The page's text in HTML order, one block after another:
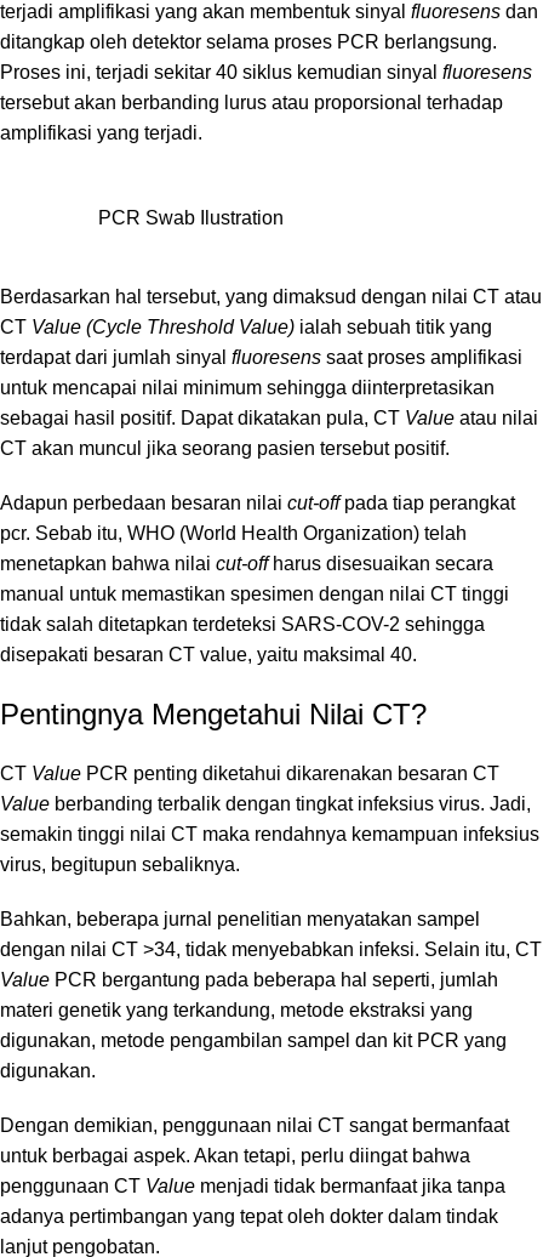
terjadi amplifikasi yang akan membentuk sinyal fluoresens dan
ditangkap oleh detektor selama proses PCR berlangsung.
Proses ini, terjadi sekitar 40 siklus kemudian sinyal fluoresens
tersebut akan berbanding lurus atau proporsional terhadap
amplifikasi yang terjadi.
PCR Swab Ilustration
Berdasarkan hal tersebut, yang dimaksud dengan nilai CT atau
CT Value (Cycle Threshold Value) ialah sebuah titik yang
terdapat dari jumlah sinyal fluoresens saat proses amplifikasi
untuk mencapai nilai minimum sehingga diinterpretasikan
sebagai hasil positif. Dapat dikatakan pula, CT Value atau nilai
CT akan muncul jika seorang pasien tersebut positif.
Adapun perbedaan besaran nilai cut-offpada tiap perangkat
pcr. Sebab itu, WHO (World Health Organization) telah
menetapkan bahwa nilai cut-offharus disesuaikan secara
manual untuk memastikan spesimen dengan nilai CT tinggi
tidak salah ditetapkan terdeteksi SARS-COV-2 sehingga
disepakati besaran CT value, yaitu maksimal 40.
Pentingnya Mengetahui Nilai CT?
CT Value PCR penting diketahui dikarenakan besaran CT
Value berbanding terbalik dengan tingkat infeksius virus. Jadi,
semakin tinggi nilai CT maka rendahnya kemampuan infeksius
virus, begitupun sebaliknya.
Bahkan, beberapa jurnal penelitian menyatakan sampel
dengan nilai CT >34, tidak menyebabkan infeksi. Selain itu, CT
Value PCR bergantung pada beberapa hal seperti, jumlah
materi genetik yang terkandung, metode ekstraksi yang
digunakan, metode pengambilan sampel dan kit PCR yang
digunakan.
Dengan demikian, penggunaan nilai CT sangat bermanfaat
untuk berbagai aspek. Akan tetapi, perlu diingat bahwa
penggunaan CT Value menjadi tidak bermanfaat jika tanpa
adanya pertimbangan yang tepat oleh dokter dalam tindak
lanjut pengobatan.